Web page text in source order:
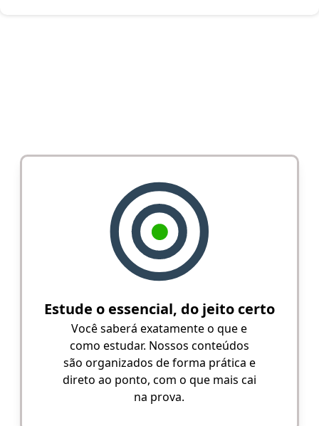
Estude o essencial, do jeito certo
Você saberá exatamente o que e
como estudar. Nossos conteúdos
são organizados de forma prática e
direto ao ponto, com o que mais cai
na prova.